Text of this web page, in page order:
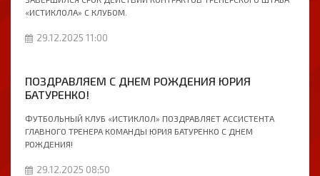
«ИСТИКЛОЛА» С КЛУБОМ.
29.12.2025 11:00
ПОЗДРАВЛЯЕМ С ДНЕМ РОЖДЕНИЯ ЮРИЯ
БАТУРЕНКО!
ФУТБОЛЬНЫЙ КЛУБ «ИСТИКЛОЛ» ПОЗДРАВЛЯЕТ АССИСТЕНТА
ГЛАВНОГО ТРЕНЕРА КОМАНДЫ ЮРИЯ БАТУРЕНКО С ДНЕМ
РОЖДЕНИЯ!
29.12.2025 08:50